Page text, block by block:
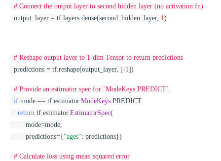
# Connect the output layer to second hidden layer (no activation fn)
output_layer = tf.layers.dense(second_hidden_layer, 1 )
# Reshape output layer to 1-dim Tensor to return predictions
predictions = tf.reshape(output_layer, [-1 ])
# Provide an estimator spec for `ModeKeys.PREDICT`.
if mode == tf.estimator. ModeKeys .PREDICT:
return tf.estimator. EstimatorSpec(
mode=mode,
predictions={"ages": predictions})
# Calculate loss using mean squared error